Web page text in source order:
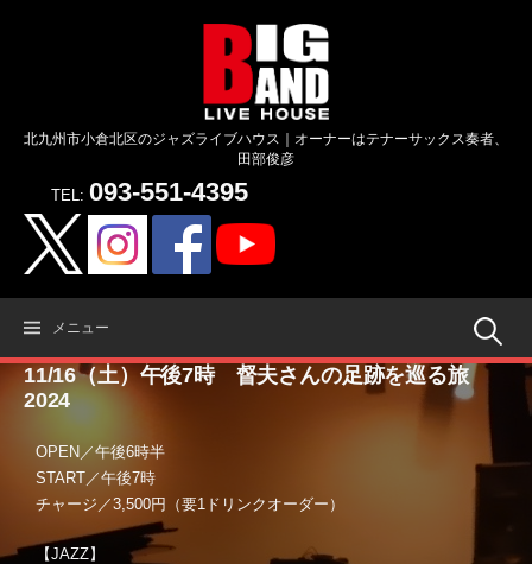
北九州市小倉北区のジャズライブハウス｜オーナーはテナーサックス奏者、
田部俊彦
TEL: 093-551-4395
メニュー 検
索:
11/16（土）午後7時 督夫さんの足跡を巡る旅
2024
OPEN／午後6時半
START／午後7時
チャージ／3,500円（要1ドリンクオーダー）
【JAZZ】